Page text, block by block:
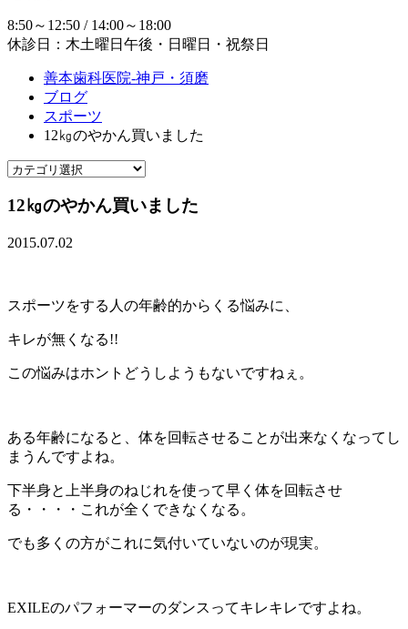
8:50～12:50 / 14:00～18:00
休診日：木土曜日午後・日曜日・祝祭日
善本歯科医院-神戸・須磨
ブログ
スポーツ
12㎏のやかん買いました
12㎏のやかん買いました
2015.07.02
スポーツをする人の年齢的からくる悩みに、
キレが無くなる!!
この悩みはホントどうしようもないですねぇ。
ある年齢になると、体を回転させることが出来なくなってし
まうんですよね。
下半身と上半身のねじれを使って早く体を回転させ
る・・・・これが全くできなくなる。
でも多くの方がこれに気付いていないのが現実。
EXILEのパフォーマーのダンスってキレキレですよね。